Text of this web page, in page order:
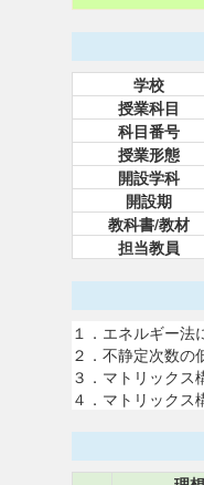
学校
授業科目
科目番号
授業形態
開設学科
開設期
教科書/教材
担当教員
１．エネルギー
２．不静定次数の
３．マトリック
４．マトリック